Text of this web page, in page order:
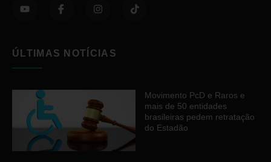
ÚLTIMAS NOTÍCIAS
Movimento PcD e Raros e
mais de 50 entidades
brasileiras pedem retratação
do Estadão